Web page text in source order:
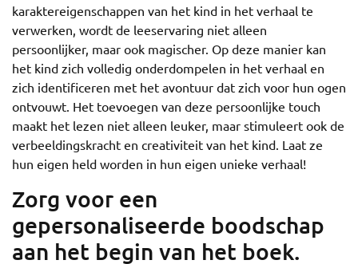
karaktereigenschappen van het kind in het verhaal te
verwerken, wordt de leeservaring niet alleen
persoonlijker, maar ook magischer. Op deze manier kan
het kind zich volledig onderdompelen in het verhaal en
zich identificeren met het avontuur dat zich voor hun ogen
ontvouwt. Het toevoegen van deze persoonlijke touch
maakt het lezen niet alleen leuker, maar stimuleert ook de
verbeeldingskracht en creativiteit van het kind. Laat ze
hun eigen held worden in hun eigen unieke verhaal!
Zorg voor een
gepersonaliseerde boodschap
aan het begin van het boek.